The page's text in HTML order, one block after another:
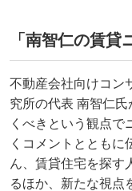
「南智仁の賃貸
不動産会社向けコン
究所の代表 南智仁
くべきという観点で
くコメントとともに
ん、賃貸住宅を探す
るほか、新たな視点